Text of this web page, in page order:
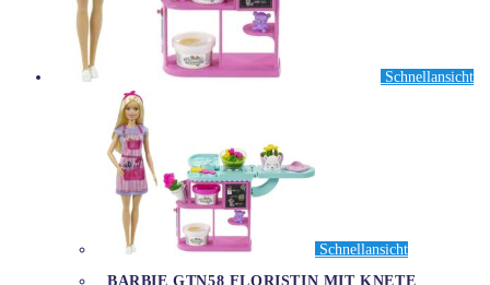
Schnellansicht
Schnellansicht
BARBIE GTN58 FLORISTIN MIT KNETE